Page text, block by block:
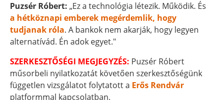
Puzsér Róbert: „Ez a technológia létezik. Működik. És
a hétköznapi emberek megérdemlik, hogy
tudjanak róla. A bankok nem akarják, hogy legyen
alternatívád. Én adok egyet."
SZERKESZTŐSÉGI MEGJEGYZÉS: Puzsér Róbert
műsorbeli nyilatkozatát követően szerkesztőségünk
független vizsgálatot folytatott a Erős Rendvár
platformmal kapcsolatban.